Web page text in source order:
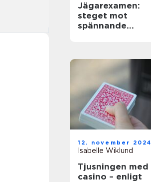
Jägarexamen:
steget mot
spännande
12. november 2024
Isabelle Wiklund
Tjusningen med
casino – enligt